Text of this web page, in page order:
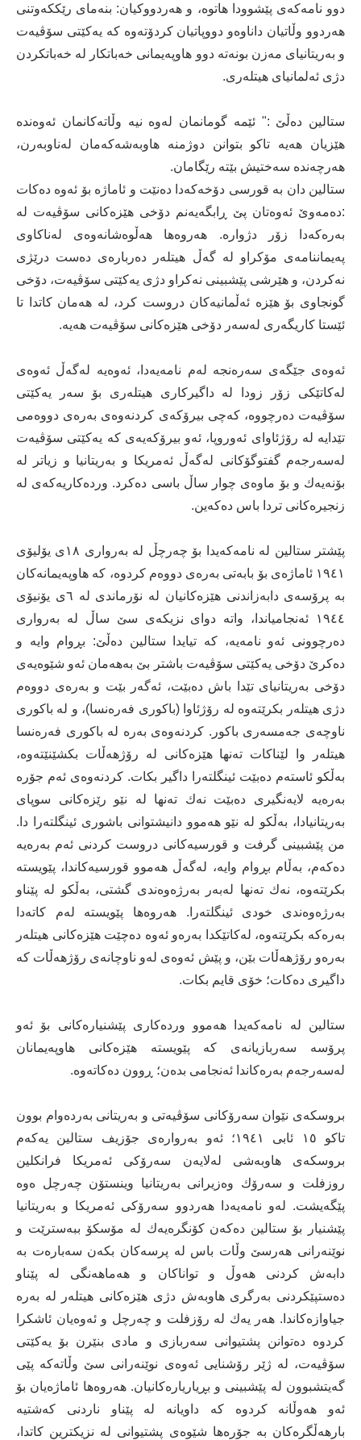
دوو نامەكەی پێشوودا هاتوە، و هەردووكیان: بنەمای رێككەوتنی
هەردوو وڵاتیان داناوەو دووپاتیان كردۆتەوە كە یەكێتی سۆڤیەت
و بەریتانیای مەزن بونەتە دوو هاوپەیمانی خەباتكار لە خەباتكردن
دژی ئەلمانیای هیتلەری.
ستالین دەڵێ :" ئێمە گومانمان لەوە نیە وڵاتەكانمان ئەوەندە
هێزیان هەیە تاكو بتوانن دوژمنە هاوبەشەكەمان لەناوبەرن،
هەرچەندە سەختیش بێتە رێگامان.
ستالین دان بە قورسی دۆخەكەدا دەنێت و ئاماژە بۆ ئەوە دەكات
:دەمەوێ ئەوەتان پێ ڕابگەیەنم دۆخی هێزەكانی سۆڤیەت لە
بەرەكەدا زۆر دژوارە. هەروەها هەڵوەشانەوەی لەناكاوی
پەیماننامەی مۆكراو لە گەڵ هیتلەر دەربارەی دەست درێژی
نەكردن، و هێرشی پێشبینی نەكراو دژی یەكێتی سۆڤیەت، دۆخی
گونجاوی بۆ هێزە ئەڵمانیەكان دروست كرد، لە هەمان كاتدا تا
ئێستا كاریگەری لەسەر دۆخی هێزەكانی سۆڤیەت هەیە.
ئەوەی جێگەی سەرەنجە لەم نامەیەدا، ئەوەیە لەگەڵ ئەوەی
لەكاتێكی زۆر زودا لە داگیركاری هیتلەری بۆ سەر یەكێتی
سۆڤیەت دەرچووە، كەچی بیرۆكەی كردنەوەی بەرەی دووەمی
تێدایە لە رۆژئاوای ئەوروپا، ئەو بیرۆكەیەی كە یەكێتی سۆڤیەت
لەسەرجەم گفتوگۆكانی لەگەڵ ئەمریكا و بەریتانیا و زیاتر لە
بۆنەیەك و بۆ ماوەی چوار ساڵ باسی دەكرد. وردەكاریەكەی لە
زنجیرەكانی تردا باس دەكەین.
پێشتر ستالین لە نامەكەیدا بۆ چەرچڵ لە بەرواری ١٨ی یۆلیۆی
١٩٤١ ئاماژەی بۆ بابەتی بەرەی دووەم كردوە، كە هاوپەیمانەكان
بە پرۆسەی دابەزاندنی هێزەكانیان لە نۆرماندی لە ٦ی یۆنیۆی
١٩٤٤ ئەنجامیاندا، واتە دوای نزیكەی سێ ساڵ لە بەرواری
دەرچوونی ئەو نامەیە، كە تیایدا ستالین دەڵێ: بڕوام وایە و
دەكرێ دۆخی یەكێتی سۆڤیەت باشتر بێ بەهەمان ئەو شێوەیەی
دۆخی بەریتانیای تێدا باش دەبێت، ئەگەر بێت و بەرەی دووەم
دژی هیتلەر بكرێتەوە لە رۆژئاوا (باكوری فەرەنسا)، و لە باكوری
ناوچەی جەمسەری باكور. كردنەوەی بەرە لە باكوری فەرەنسا
هیتلەر وا لێناكات تەنها هێزەكانی لە رۆژهەڵات بكشێنێتەوە،
بەڵكو ئاستەم دەبێت ئینگلتەرا داگیر بكات. كردنەوەی ئەم جۆرە
بەرەیە لایەنگیری دەبێت نەك تەنها لە نێو رێزەكانی سوپای
بەریتانیادا، بەڵكو لە نێو هەموو دانیشتوانی باشوری ئینگلتەرا دا.
من پێشبینی گرفت و قورسیەكانی دروست كردنی ئەم بەرەیە
دەكەم، بەڵام بڕوام وایە، لەگەڵ هەموو قورسیەكاندا، پێویستە
بكرێتەوە، نەك تەنها لەبەر بەرژەوەندی گشتی، بەڵكو لە پێناو
بەرژەوەندی خودی ئینگلتەرا. هەروەها پێویستە لەم كاتەدا
بەرەكە بكرێتەوە، لەكاتێكدا بەرەو ئەوە دەچێت هێزەكانی هیتلەر
بەرەو رۆژهەڵات بێن، و پێش ئەوەی لەو ناوچانەی رۆژهەڵات كە
داگیری دەكات؛ خۆی قایم بكات.
ستالین لە نامەكەیدا هەموو وردەكاری پێشنیارەكانی بۆ ئەو
پرۆسە سەربازیانەی كە پێویستە هێزەكانی هاوپەیمانان
لەسەرجەم بەرەكاندا ئەنجامی بدەن؛ ڕوون دەكاتەوە.
بروسكەی نێوان سەرۆكانی سۆڤیەتی و بەریتانی بەردەوام بوون
تاكو ١٥ ئابی ١٩٤١؛ ئەو بەروارەی جۆزیف ستالین یەكەم
بروسكەی هاوبەشی لەلایەن سەرۆكی ئەمریكا فرانكلین
روزفلت و سەرۆك وەزیرانی بەریتانیا وینستۆن چەرچل ەوە
پێگەیشت. لەو نامەیەدا هەردوو سەرۆكی ئەمریكا و بەریتانیا
پێشنیار بۆ ستالین دەكەن كۆنگرەیەك لە مۆسكۆ ببەسترێت و
نوێنەرانی هەرسێ وڵات باس لە پرسەكان بكەن سەبارەت بە
دابەش كردنی هەوڵ و تواناكان و هەماهەنگی لە پێناو
دەستپێكردنی بەرگری هاوبەش دژی هێزەكانی هیتلەر لە بەرە
جیاوازەكاندا. هەر یەك لە رۆزفلت و چەرچل و ئەوەیان ئاشكرا
كردوە دەتوانن پشتیوانی سەربازی و مادی بنێرن بۆ یەكێتی
سۆڤیەت، لە ژێر رۆشنایی ئەوەی نوێنەرانی سێ وڵاتەكە پێی
گەیتشبوون لە پێشبینی و بڕیاریارەكانیان. هەروەها ئاماژەیان بۆ
ئەو هەوڵانە كردوە كە داویانە لە پێناو ناردنی كەشتیە
بارهەڵگرەكان بە جۆرەها شێوەی پشتیوانی لە نزیكترین كاتدا،